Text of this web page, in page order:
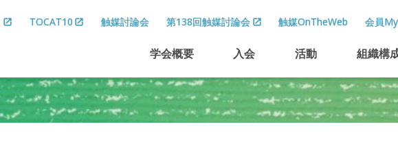
TOCAT10 触媒討論会 第138回触媒討論会 触媒OnTheWeb 会員
学会概要 入会 活動 組織構